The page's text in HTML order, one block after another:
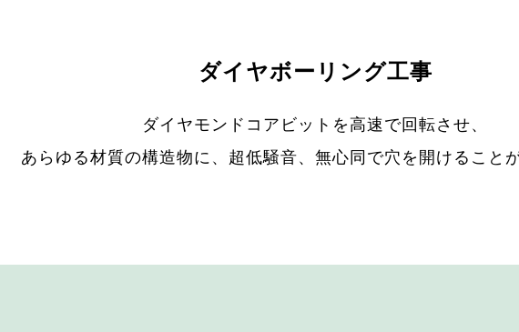
ダイヤボーリング工事
ダイヤモンドコアビットを高速で回転させ、
あらゆる材質の構造物に、超低騒音、無心同で穴を開けること